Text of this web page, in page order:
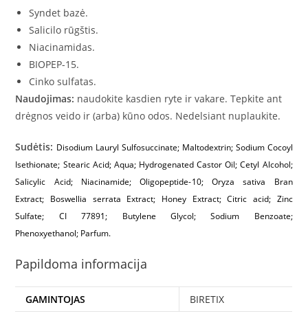
Syndet bazė.
Salicilo rūgštis.
Niacinamidas.
BIOPEP-15.
Cinko sulfatas.
Naudojimas: naudokite kasdien ryte ir vakare. Tepkite ant
drėgnos veido ir (arba) kūno odos. Nedelsiant nuplaukite.
Sudėtis: Disodium Lauryl Sulfosuccinate; Maltodextrin; Sodium Cocoyl
Isethionate; Stearic Acid; Aqua; Hydrogenated Castor Oil; Cetyl Alcohol;
Salicylic Acid; Niacinamide; Oligopeptide-10; Oryza sativa Bran
Extract; Boswellia serrata Extract; Honey Extract; Citric acid; Zinc
Sulfate; CI 77891; Butylene Glycol; Sodium Benzoate;
Phenoxyethanol; Parfum.
Papildoma informacija
GAMINTOJAS BIRETIX